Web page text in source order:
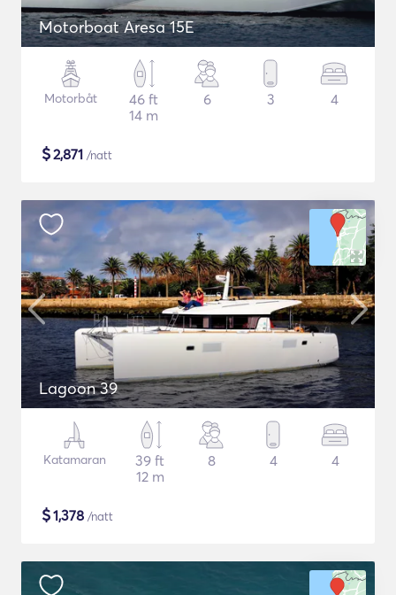
Motorboat Aresa 15E
Motorbåt
46 ft
14 m
6 3 4
$2,871 /natt
Lagoon 39
Katamaran
39 ft
12 m
8 4 4
$1,378 /natt